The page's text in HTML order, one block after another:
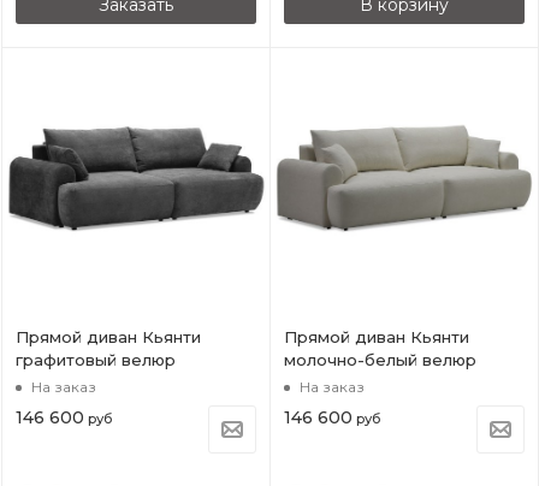
Заказать В корзину
Прямой диван Кьянти
графитовый велюр
На заказ
146 600 руб
Прямой диван Кьянти
молочно-белый велюр
На заказ
146 600 руб